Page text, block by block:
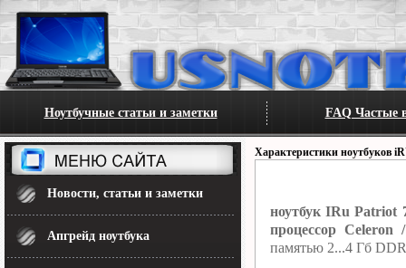
Ноутбучные статьи и заметки FAQ Частые
Новости, статьи и заметки
Апгрейд ноутбука
Характеристики ноутбуков
ноутбук IRu Patriot
процессор
памятью 2...4 Гб